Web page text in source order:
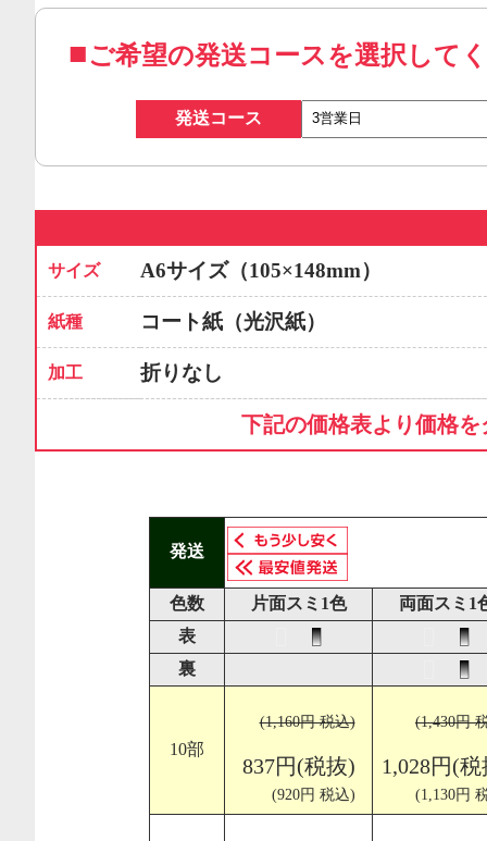
ご希望の発送コースを選択して
発送コース
サイズ A6サイズ（105×148mm）
紙種 コート紙（光沢紙）
加工 折りなし
下記の価格表より価格
発送
色数 片面スミ1色
両面スミ1
表
裏
10部
(1,160円 税込)
837円(税抜)
(920円 税込)
(1,430円
1,028円(
(1,130円